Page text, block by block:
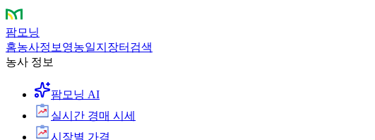
팜모닝
홈농사정보 영농일지 장터 검색
농사 정보
팜모닝 AI
실시간 경매 시세
시장별 가격